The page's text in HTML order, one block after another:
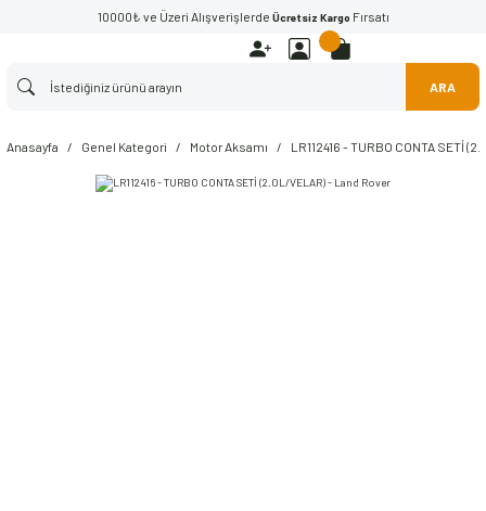
10000₺ ve Üzeri Alışverişlerde Ücretsiz Kargo Fırsatı
ARA
Anasayfa Genel Kategori Motor Aksamı LR112416 - TURBO CONTA SETİ